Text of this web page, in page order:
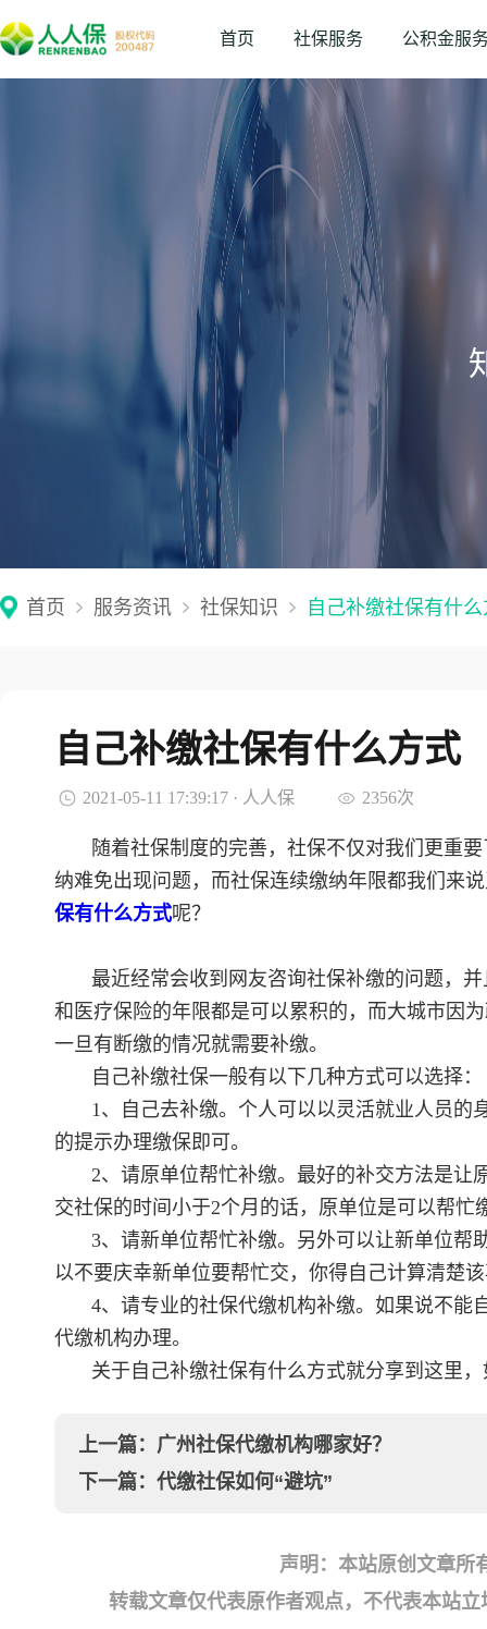
首页 社保服务 公积金服
首页 服务资讯 社保知识 自己补缴社保有什
自己补缴社保有什么方式
2021-05-11 17:39:17 · 人人保 2356次
随着社保制度的完善，社保不仅对我们更重
纳难免出现问题，而社保连续缴纳年限都我们来
保有什么方式呢？
最近经常会收到网友咨询社保补缴的问题，
和医疗保险的年限都是可以累积的，而大城市因
一旦有断缴的情况就需要补缴。
自己补缴社保一般有以下几种方式可以选择：
1、自己去补缴。个人可以以灵活就业人员
的提示办理缴保即可。
2、请原单位帮忙补缴。最好的补交方法是让
交社保的时间小于2个月的话，原单位是可以帮忙
3、请新单位帮忙补缴。另外可以让新单位帮
以不要庆幸新单位要帮忙交，你得自己计算清楚
4、请专业的社保代缴机构补缴。如果说不能
代缴机构办理。
关于自己补缴社保有什么方式就分享到这里
上一篇： 广州社保代缴机构哪家好？
下一篇： 代缴社保如何“避坑”
声明：本站原创文章所
转载文章仅代表原作者观点，不代表本站